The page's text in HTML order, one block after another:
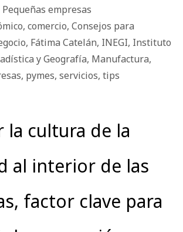
Pequeñas empresas
, comercio, Consejos para
, Fátima Catelán, INEGI, Instituto
y Geografía, Manufactura,
, pymes, servicios, tips
la cultura de la
al interior de las
factor clave para